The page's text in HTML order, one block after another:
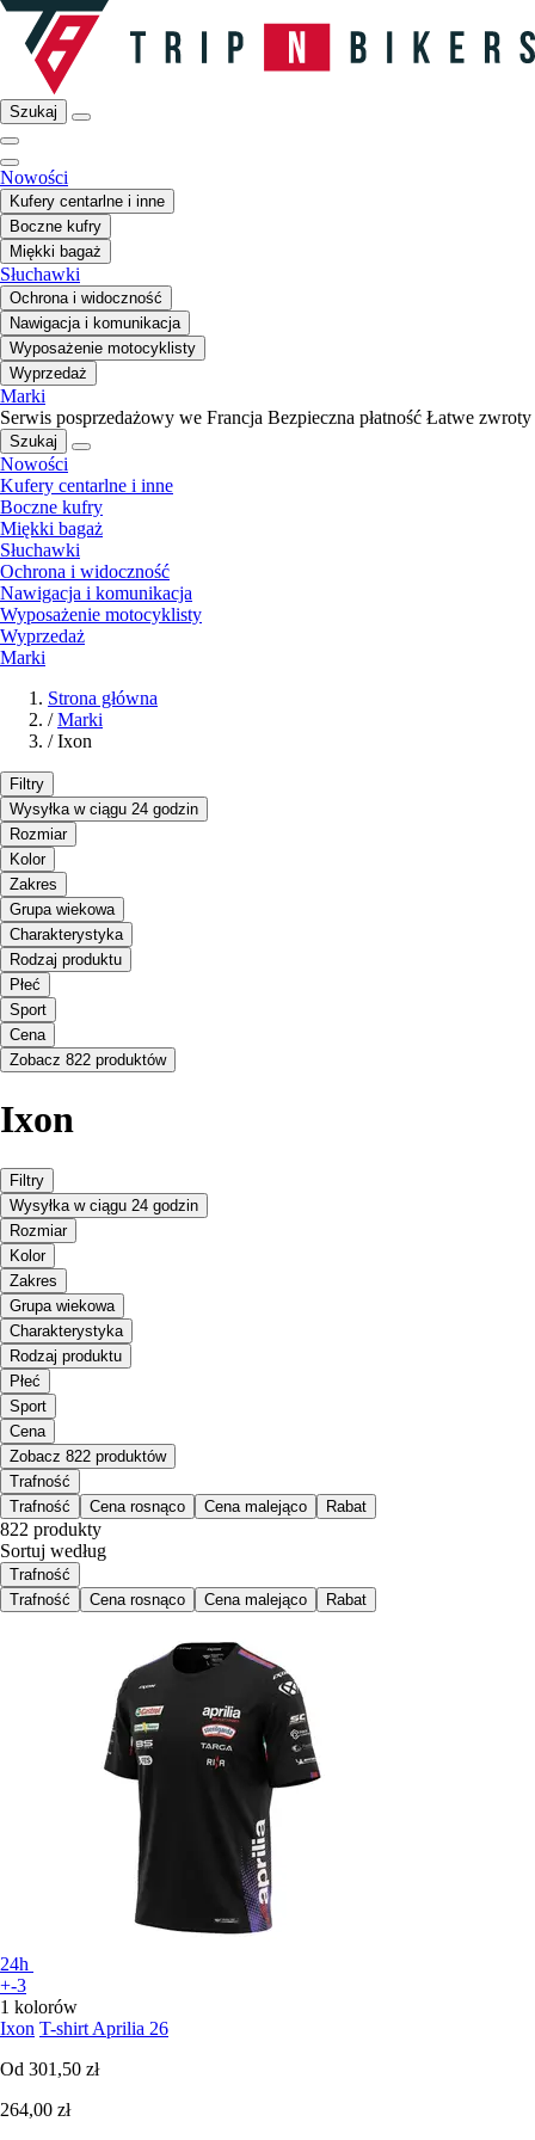
Szukaj
Nowości
Kufery centarlne i inne
Boczne kufry
Miękki bagaż
Słuchawki
Ochrona i widoczność
Nawigacja i komunikacja
Wyposażenie motocyklisty
Wyprzedaż
Marki
Serwis posprzedażowy we Francja Bezpieczna płatność Łatwe zwroty
Szukaj
Nowości
Kufery centarlne i inne
Boczne kufry
Miękki bagaż
Słuchawki
Ochrona i widoczność
Nawigacja i komunikacja
Wyposażenie motocyklisty
Wyprzedaż
Marki
Strona główna
/ Marki
/ Ixon
Filtry
Wysyłka w ciągu 24 godzin
Rozmiar
Kolor
Zakres
Grupa wiekowa
Charakterystyka
Rodzaj produktu
Płeć
Sport
Cena
Zobacz 822 produktów
Ixon
Filtry
Wysyłka w ciągu 24 godzin
Rozmiar
Kolor
Zakres
Grupa wiekowa
Charakterystyka
Rodzaj produktu
Płeć
Sport
Cena
Zobacz 822 produktów
Trafność
Trafność
Cena rosnąco Cena malejąco Rabat
822 produkty
Sortuj według
Trafność
Trafność
Cena rosnąco Cena malejąco Rabat
24h
+-3
1 kolorów
Ixon T-shirt Aprilia 26
Od 301,50 zł
264,00 zł